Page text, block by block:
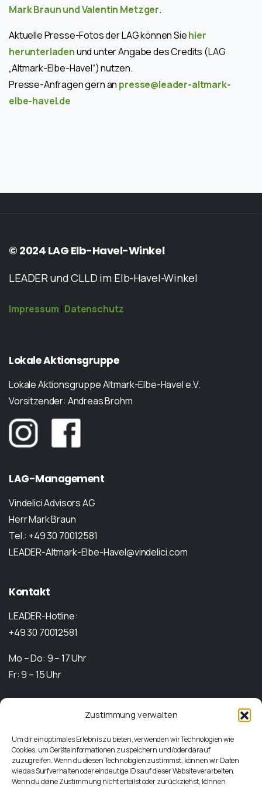
Zustimmung verwalten
Um dir ein optimales Erlebnis zu bieten, verwenden wir Technologien wie
Cookies, um Geräteinformationen zu speichern und/oder darauf
zuzugreifen. Wenn du diesen Technologien zustimmst, können wir Daten
wie das Surfverhalten oder eindeutige IDs auf dieser Website verarbeiten.
Wenn du deine Zustimmung nicht erteilst oder zurückziehst, können
Mark Braun und Valentin Metzger.
Aktuelle Presse-Fotos der LAG können Siehier
herunterladenund unter Angabe des Credits (LAG
„Altmark-Elbe-Havel“) nutzen.
Presse-Anfragen gern an presse@leader-altmark-
elbe-havel.de
© 2024 LAG Elb-Havel-Winkel
LEADER und CLLD im Elb-Havel-Winkel
Impressum | Datenschutz
LokaleAktionsgruppe
Lokale Aktionsgruppe Altmark-Elbe-Havel e.V.
Vorsitzender: Andreas Brohm
LAG-Management
Vindelici Advisors AG
Herr Mark Braun
Tel.: +49 30 70012581
LEADER-Altmark-Elbe-Havel@vindelici.com
Kontakt
LEADER-Hotline:
+49 30 70012581
Mo – Do: 9 – 17 Uhr
Fr: 9 – 15 Uhr
Ansprechpartner